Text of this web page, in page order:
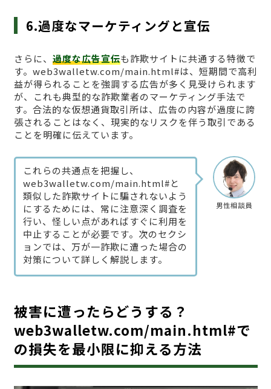
6.過度なマーケティングと宣伝
さらに、 過度な広告宣伝も詐欺サイトに共通する特徴で
す。web3walletw.com/main.html#は、短期間で高利
益が得られることを強調する広告が多く見受けられます
が、これも典型的な詐欺業者のマーケティング手法で
す。合法的な仮想通貨取引所は、広告の内容が過度に誇
張されることはなく、現実的なリスクを伴う取引である
ことを明確に伝えています。
男性相談員
これらの共通点を把握し、
web3walletw.com/main.html#と
類似した詐欺サイトに騙されないよう
にするためには、常に注意深く調査を
行い、怪しい点があればすぐに利用を
中止することが必要です。次のセクシ
ョンでは、万が一詐欺に遭った場合の
対策について詳しく解説します。
被害に遭ったらどうする？
web3walletw.com/main.html#で
の損失を最小限に抑える方法